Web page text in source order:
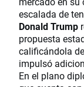
escalada de
Donald Trump
propuesta
calificándola
impulsó
En el plano